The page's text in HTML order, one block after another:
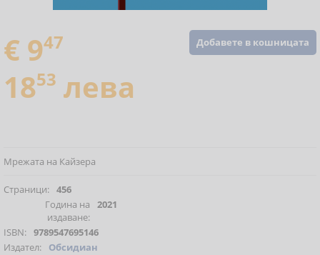
Добавете в кошницата
€ 947
1853 лева
Мрежата на Кайзера
Страници: 456
Година на
издаване:
2021
ISBN: 9789547695146
Издател:
Обсидиан